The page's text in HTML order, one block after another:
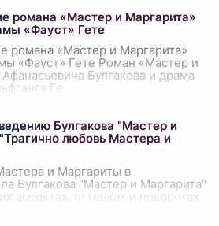
романа «Мастер и Маргарита»
«Фауст» Гете
романа «Мастер и Маргарита»
«Фауст» Гете Роман «Мастер и
Булгакова и драма
Ге
Булгакова "Мастер и
любовь Мастера и
и Маргариты в
Булгакова "Мастер и Маргарита"
аспектах, оттенках и поворотах
Прежде всег